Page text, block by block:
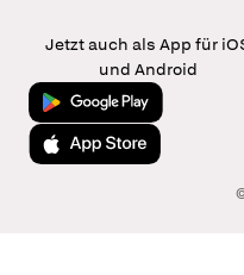
Jetzt auch als App für
und Android
Jetzt bei Google Play
Laden im App Store